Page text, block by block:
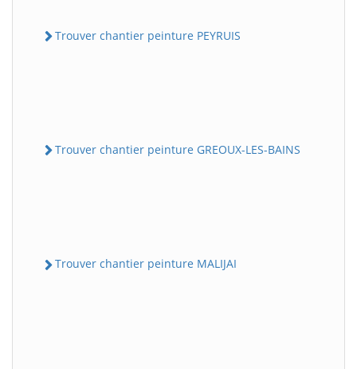
Trouver chantier peinture PEYRUIS
Trouver chantier peinture GREOUX-LES-BAINS
Trouver chantier peinture MALIJAI